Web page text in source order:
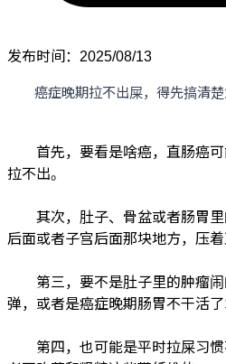
发布时间：2025/08/13
癌症晚期拉不出屎，得先搞清楚
首先，要看是啥癌，直肠癌可
拉不出。
其次，肚子、骨盆或者肠胃里
后面或者子宫后面那块地方，压着
第三，要不是肚子里的肿瘤闹
弹，或者是癌症晚期肠胃不干活了
第四，也可能是平时拉屎习惯